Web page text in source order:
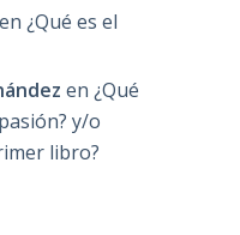
en ¿Qué es el
en ¿Qué
y/o
libro?